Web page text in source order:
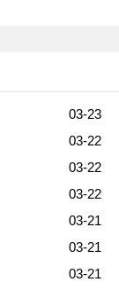
03-23
03-22
03-22
03-22
03-21
03-21
03-21